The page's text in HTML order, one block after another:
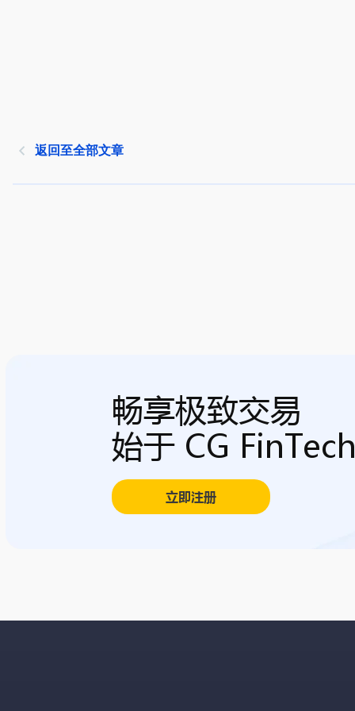
返回至全部文章
畅享极致交易
始于 CG
立即注册